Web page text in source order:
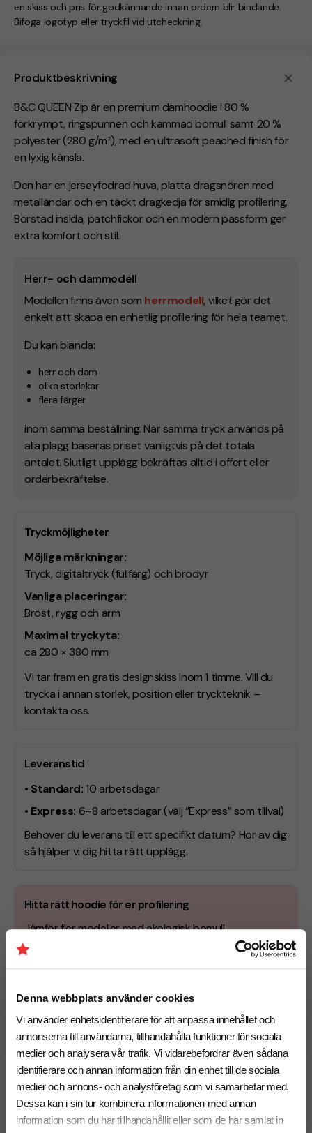
Denna webbplats använder cookies
Vi använder enhetsidentifierare för att anpassa innehållet och
annonserna till användarna, tillhandahålla funktioner för sociala
medier och analysera vår trafik. Vi vidarebefordrar även sådana
identifierare och annan information från din enhet till de sociala
medier och annons- och analysföretag som vi samarbetar med.
Dessa kan i sin tur kombinera informationen med annan
information som du har tillhandahållit eller som de har samlat in
Produktbeskrivning
B&C QUEEN Zip är en premium damhoodie i 80 %
förkrympt, ringspunnen och kammad bomull samt 20 %
polyester (280 g/m²), med en ultrasoft peached finish för
en lyxig känsla.
Den har en jerseyfodrad huva, platta dragsnören med
metalländar och en täckt dragkedja för smidig profilering.
Borstad insida, patchfickor och en modern passform ger
extra komfort och stil.
Herr- och dammodell
Modellen finns även som herrmodell, vilket gör det
enkelt att skapa en enhetlig profilering för hela teamet.
Du kan blanda:
herr och dam
olika storlekar
flera färger
inom samma beställning. När samma tryck används på
alla plagg baseras priset vanligtvis på det totala
antalet. Slutligt upplägg bekräftas alltid i offert eller
orderbekräftelse.
Tryckmöjligheter
Möjliga märkningar:
Tryck, digitaltryck (fullfärg) och brodyr
Vanliga placeringar:
Bröst, rygg och ärm
Maximal tryckyta:
ca 280 × 380 mm
Vi tar fram en gratis designskiss inom 1 timme. Vill du
trycka i annan storlek, position eller tryckteknik –
kontakta oss.
Leveranstid
• Standard: 10 arbetsdagar
• Express: 6–8 arbetsdagar(välj “Express” som tillval)
Behöver du leverans till ett specifikt datum? Hör av dig
så hjälper vi dig hitta rätt upplägg.
Hitta rätt hoodie för er profilering
Jämför fler modeller med ekologisk bomull,
premiumkänsla, och olika passformer. Se fler
Specifikationer
Pristabell
en skiss och pris för godkännande innan ordern blir bindande.
Bifoga logotyp eller tryckfil vid utcheckning.